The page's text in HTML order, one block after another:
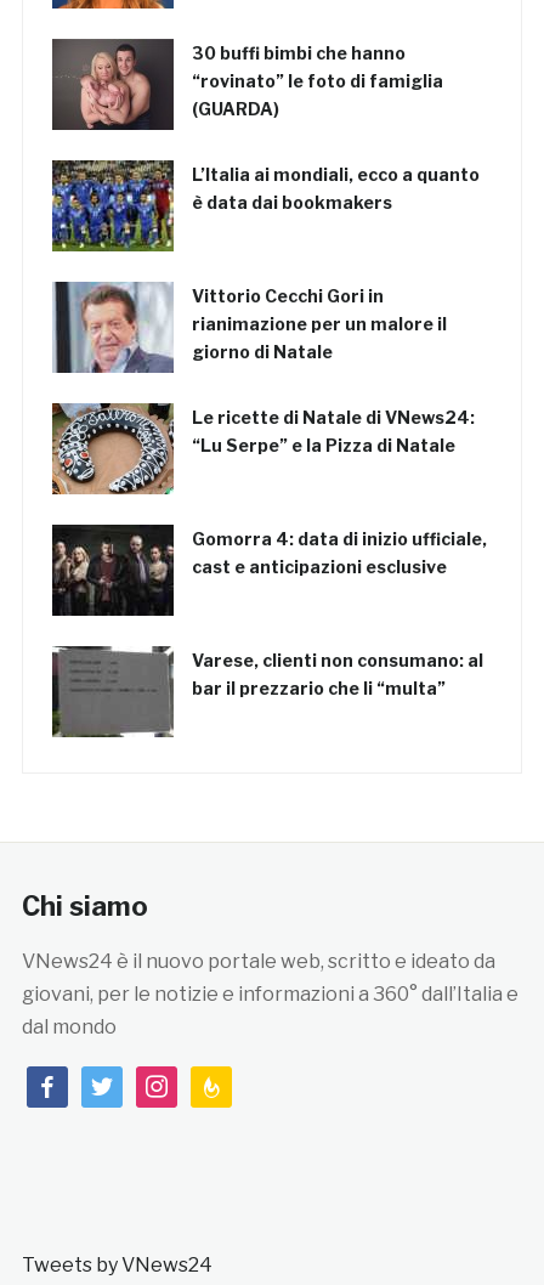
30 buffi bimbi che hanno
“rovinato” le foto di famiglia
(GUARDA)
L’Italia ai mondiali, ecco a quanto
è data dai bookmakers
Vittorio Cecchi Gori in
rianimazione per un malore il
giorno di Natale
Le ricette di Natale di VNews24:
“Lu Serpe” e la Pizza di Natale
Gomorra 4: data di inizio ufficiale,
cast e anticipazioni esclusive
Varese, clienti non consumano: al
bar il prezzario che li “multa”
Chi siamo
VNews24 è il nuovo portale web, scritto e ideato da
giovani, per le notizie e informazioni a 360° dall’Italia e
dal mondo
facebooktwitterinstagramfeedburner
Tweets by VNews24